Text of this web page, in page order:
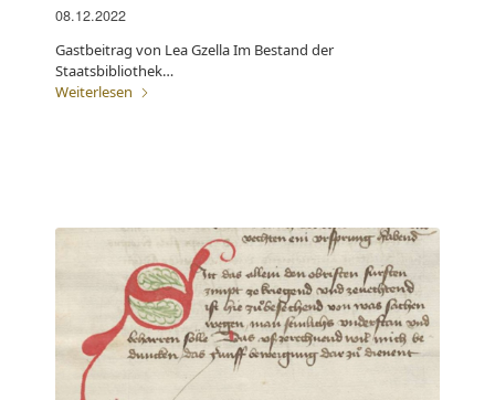
08.12.2022
Gastbeitrag von Lea Gzella Im Bestand der
Staatsbibliothek…
Weiterlesen